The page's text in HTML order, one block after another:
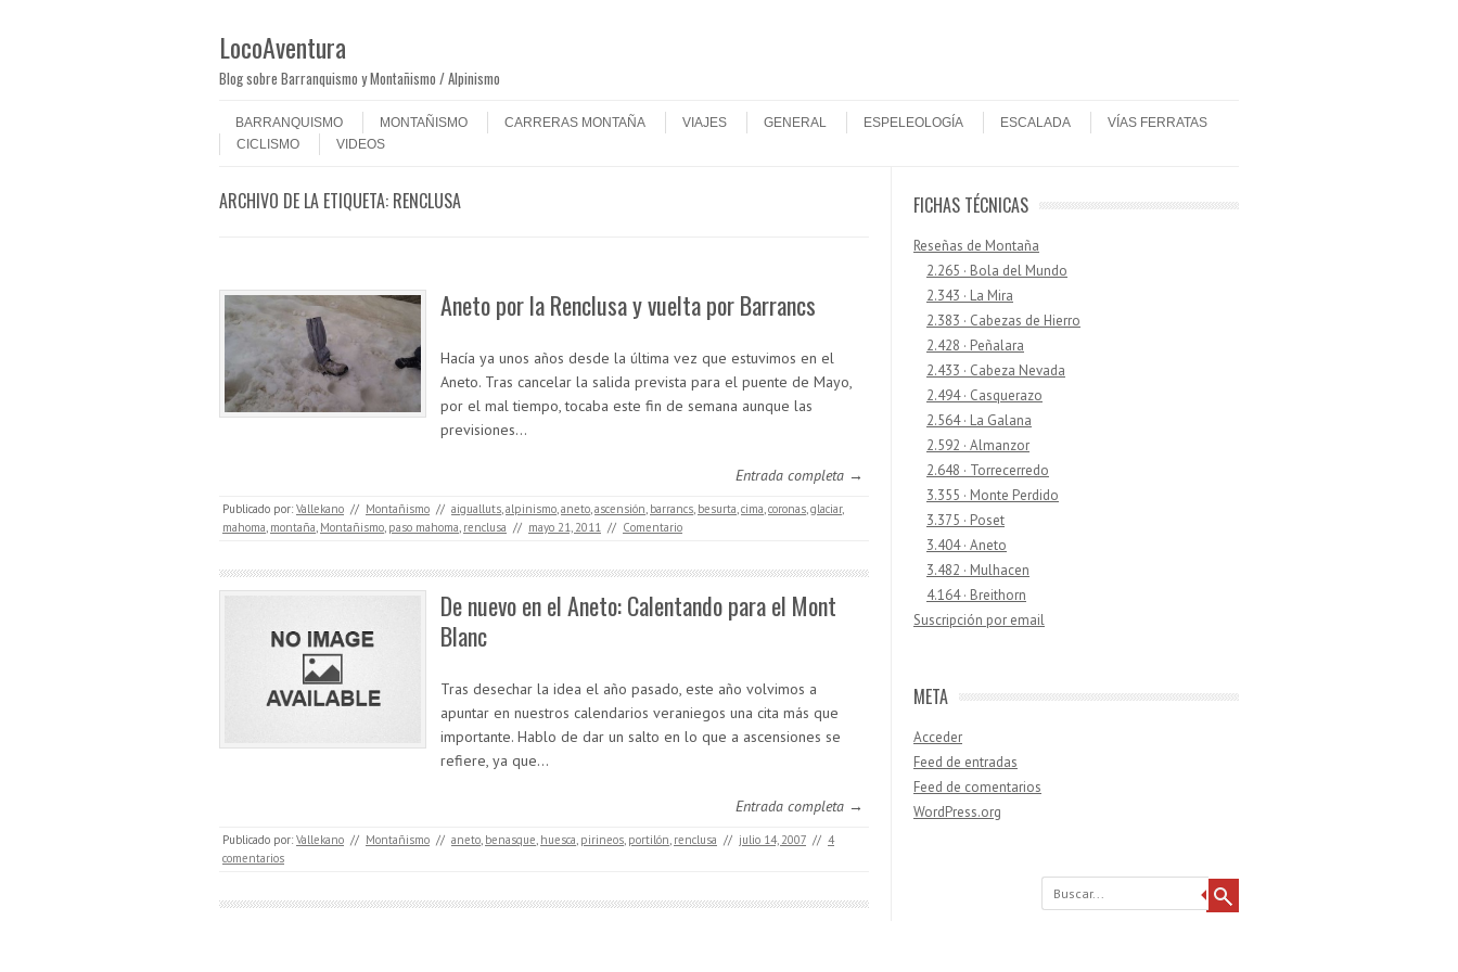
LocoAventura
Blog sobre Barranquismo y Montañismo / Alpinismo
Menú
BARRANQUISMO
MONTAÑISMO CARRERAS MONTAÑA VIAJES GENERAL ESPELEOLOGÍA ESCALADA
VÍAS FERRATAS
CICLISMO
VIDEOS
ARCHIVO DE LA ETIQUETA: RENCLUSA
Aneto por la Renclusa y vuelta por Barrancs
Hacía ya unos años desde la última vez que estuvimos en el
Aneto. Tras cancelar la salida prevista para el puente de Mayo,
por el mal tiempo, tocaba este fin de semana aunque las
previsiones…
Entrada completa →
Publicado por: Vallekano // Montañismo // aigualluts,alpinismo,aneto,ascensión, barrancs, besurta,cima,coronas,glaciar,
mahoma, montaña, Montañismo, paso mahoma, renclusa // mayo 21, 2011 // Comentario
De nuevo en el Aneto: Calentando para el Mont
Blanc
Tras desechar la idea el año pasado, este año volvimos a
apuntar en nuestros calendarios veraniegos una cita más que
importante. Hablo de dar un salto en lo que a ascensiones se
refiere, ya que…
Entrada completa →
Publicado por: Vallekano // Montañismo // aneto, benasque, huesca, pirineos, portilón, renclusa // julio 14, 2007 // 4
comentarios
FICHAS TÉCNICAS
Reseñas de Montaña
2.265 · Bola del Mundo
2.343 · La Mira
2.383 · Cabezas de Hierro
2.428 · Peñalara
2.433 · Cabeza Nevada
2.494 · Casquerazo
2.564 · La Galana
2.592 · Almanzor
2.648 · Torrecerredo
3.355 · Monte Perdido
3.375 · Poset
3.404 · Aneto
3.482 · Mulhacen
4.164 · Breithorn
Suscripción por email
META
Acceder
Feed de entradas
Feed de comentarios
WordPress.org